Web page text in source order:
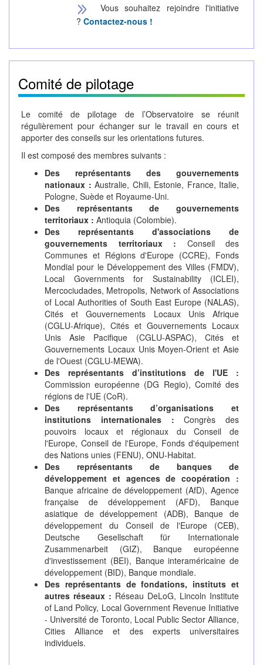
Vous souhaitez rejoindre l'initiative
? Contactez-nous !
Comité de pilotage
Le comité de pilotage de l’Observatoire se réunit
régulièrement pour échanger sur le travail en cours et
apporter des conseils sur les orientations futures.
Il est composé des membres suivants :
Des représentants des gouvernements
nationaux : Australie, Chili, Estonie, France, Italie,
Pologne, Suède et Royaume-Uni.
Des représentants de gouvernements
territoriaux : Antioquia (Colombie).
Des représentants d'associations de
gouvernements territoriaux : Conseil des
Communes et Régions d'Europe (CCRE), Fonds
Mondial pour le Développement des Villes (FMDV),
Local Governments for Sustainability (ICLEI),
Mercociudades, Metropolis, Network of Associations
of Local Authorities of South East Europe (NALAS),
Cités et Gouvernements Locaux Unis Afrique
(CGLU-Afrique), Cités et Gouvernements Locaux
Unis Asie Pacifique (CGLU-ASPAC), Cités et
Gouvernements Locaux Unis Moyen-Orient et Asie
de l'Ouest (CGLU-MEWA).
Des représentants d’institutions de l'UE :
Commission européenne (DG Regio), Comité des
régions de l'UE (CoR).
Des représentants d’organisations et
institutions internationales : Congrès des
pouvoirs locaux et régionaux du Conseil de
l'Europe, Conseil de l'Europe, Fonds d'équipement
des Nations unies (FENU), ONU-Habitat.
Des représentants de banques de
développement et agences de coopération :
Banque africaine de développement (AfD), Agence
française de développement (AFD), Banque
asiatique de développement (ADB), Banque de
développement du Conseil de l'Europe (CEB),
Deutsche Gesellschaft für Internationale
Zusammenarbeit (GIZ), Banque européenne
d'investissement (BEI), Banque interaméricaine de
développement (BID), Banque mondiale.
Des représentants de fondations, instituts et
autres réseaux : Réseau DeLoG, Lincoln Institute
of Land Policy, Local Government Revenue Initiative
- Université de Toronto, Local Public Sector Alliance,
Cities Alliance et des experts universitaires
individuels.